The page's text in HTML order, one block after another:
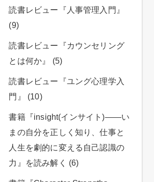
読書レビュー『人事管理入門』
(9)
読書レビュー『カウンセリング
とは何か』 (5)
読書レビュー『ユング心理学入
門』 (10)
書籍『insight(インサイト)――い
まの自分を正しく知り、仕事と
人生を劇的に変える自己認識の
力』を読み解く (6)